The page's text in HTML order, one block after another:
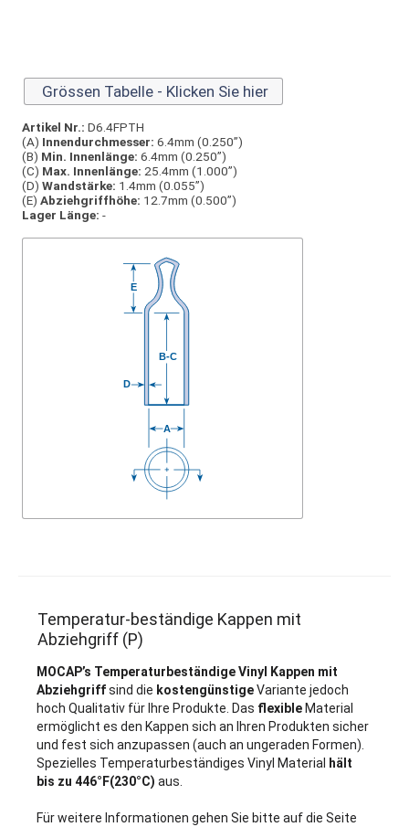
Grössen Tabelle - Klicken Sie hier
Artikel Nr.: D6.4FPTH
(A) Innen­durchmesser: 6.4mm (0.250”)
(B) Min. Innenlänge: 6.4mm (0.250”)
(C) Max. Innenlänge: 25.4mm (1.000”)
(D) Wandstärke: 1.4mm (0.055”)
(E) Abziehgriffhöhe: 12.7mm (0.500”)
Lager Länge: -
Temperatur-beständige Kappen mit
Abziehgriff (P)
MOCAP’s Temperaturbeständige Vinyl Kappen mit
Abziehgriffsind die kostengünstigeVariante jedoch
hoch Qualitativ für Ihre Produkte. Das flexible Material
ermöglicht es den Kappen sich an Ihren Produkten sicher
und fest sich anzupassen (auch an ungeraden Formen).
Spezielles Temperaturbeständiges Vinyl Material hält
bis zu 446°F(230°C) aus.
Für weitere Informationen gehen Sie bitte auf die Seite